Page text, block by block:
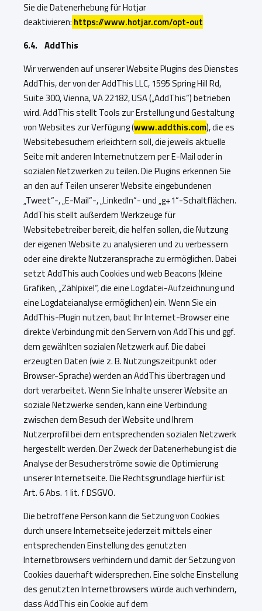
Sie die Datenerhebung für Hotjar
deaktivieren: https://www.hotjar.com/opt-out
6.4. AddThis
Wir verwenden auf unserer Website Plugins des Dienstes
AddThis, der von der AddThis LLC, 1595 Spring Hill Rd,
Suite 300, Vienna, VA 22182, USA („AddThis“) betrieben
wird. AddThis stellt Tools zur Erstellung und Gestaltung
von Websites zur Verfügung (www.addthis.com), die es
Websitebesuchern erleichtern soll, die jeweils aktuelle
Seite mit anderen Internetnutzern per E-Mail oder in
sozialen Netzwerken zu teilen. Die Plugins erkennen Sie
an den auf Teilen unserer Website eingebundenen
„Tweet“-, „E-Mail“-, „LinkedIn“- und „g+1“-Schaltflächen.
AddThis stellt außerdem Werkzeuge für
Websitebetreiber bereit, die helfen sollen, die Nutzung
der eigenen Website zu analysieren und zu verbessern
oder eine direkte Nutzeransprache zu ermöglichen. Dabei
setzt AddThis auch Cookies und web Beacons (kleine
Grafiken, „Zählpixel“, die eine Logdatei-Aufzeichnung und
eine Logdateianalyse ermöglichen) ein. Wenn Sie ein
AddThis-Plugin nutzen, baut Ihr Internet-Browser eine
direkte Verbindung mit den Servern von AddThis und ggf.
dem gewählten sozialen Netzwerk auf. Die dabei
erzeugten Daten (wie z. B. Nutzungszeitpunkt oder
Browser-Sprache) werden an AddThis übertragen und
dort verarbeitet. Wenn Sie Inhalte unserer Website an
soziale Netzwerke senden, kann eine Verbindung
zwischen dem Besuch der Website und Ihrem
Nutzerprofil bei dem entsprechenden sozialen Netzwerk
hergestellt werden. Der Zweck der Datenerhebung ist die
Analyse der Besucherströme sowie die Optimierung
unserer Internetseite. Die Rechtsgrundlage hierfür ist
Art. 6 Abs. 1 lit. f DSGVO.
Die betroffene Person kann die Setzung von Cookies
durch unsere Internetseite jederzeit mittels einer
entsprechenden Einstellung des genutzten
Internetbrowsers verhindern und damit der Setzung von
Cookies dauerhaft widersprechen. Eine solche Einstellung
des genutzten Internetbrowsers würde auch verhindern,
dass AddThis ein Cookie auf dem